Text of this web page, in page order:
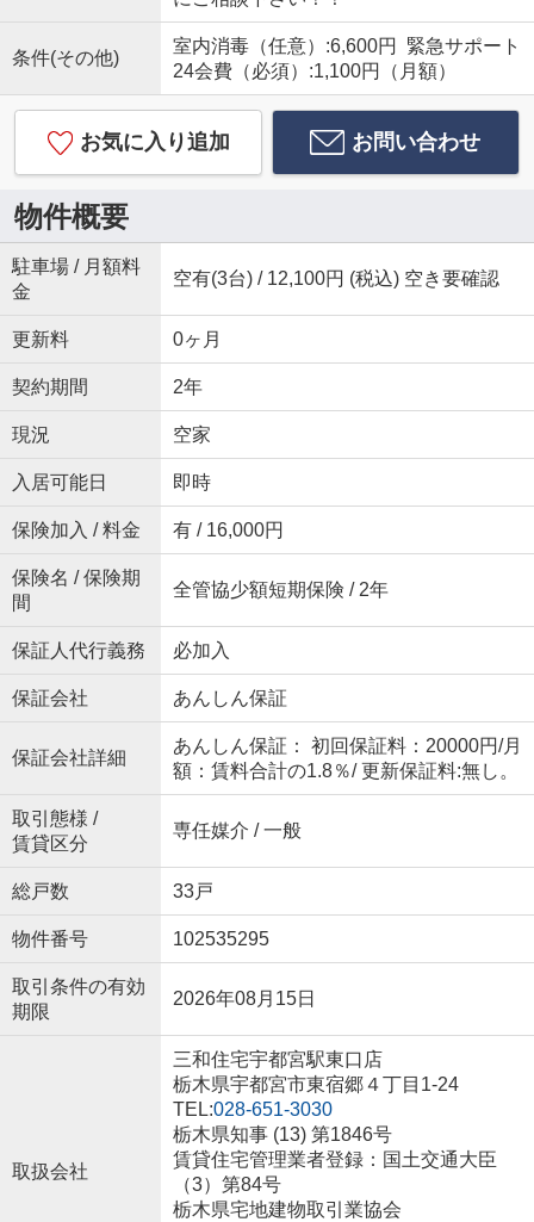
条件(その他)
室内消毒（任意）:6,600円 緊急サポート
24会費（必須）:1,100円（月額）
お気に入り追加 お問い合わせ
物件概要
駐車場 / 月額料
金
空有(3台) / 12,100円 (税込) 空き要確認
更新料 0ヶ月
契約期間 2年
現況 空家
入居可能日 即時
保険加入 / 料金 有 / 16,000円
保険名 / 保険期
間
全管協少額短期保険 / 2年
保証人代行義務 必加入
保証会社 あんしん保証
保証会社詳細
あんしん保証： 初回保証料：20000円/月
額：賃料合計の1.8％/ 更新保証料:無し。
取引態様 /
賃貸区分
専任媒介 / 一般
総戸数 33戸
物件番号 102535295
取引条件の有効
期限
2026年08月15日
取扱会社
三和住宅宇都宮駅東口店
栃木県宇都宮市東宿郷４丁目1-24
TEL:028-651-3030
栃木県知事 (13) 第1846号
賃貸住宅管理業者登録：国土交通大臣
（3）第84号
栃木県宅地建物取引業協会